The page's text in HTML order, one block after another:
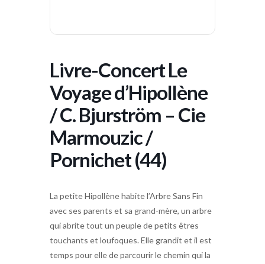
Livre-Concert Le
Voyage d’Hipollène
/ C. Bjurström – Cie
Marmouzic /
Pornichet (44)
La petite Hipollène habite l’Arbre Sans Fin
avec ses parents et sa grand-mère, un arbre
qui abrite tout un peuple de petits êtres
touchants et loufoques. Elle grandit et il est
temps pour elle de parcourir le chemin qui la